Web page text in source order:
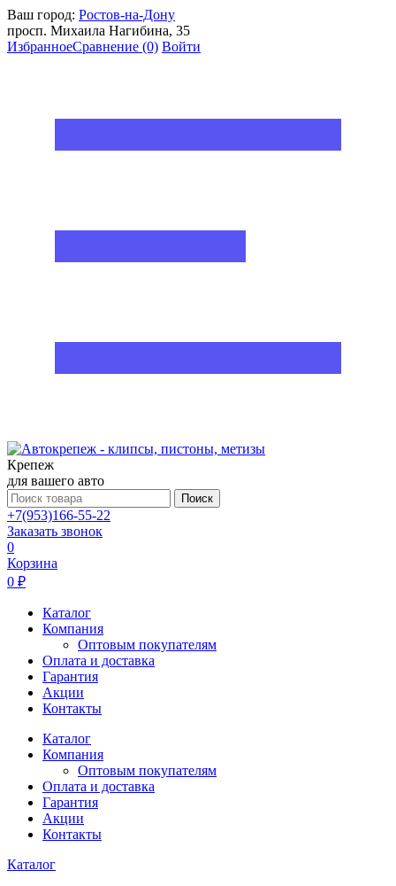
Ваш город: Ростов-на-Дону
просп. Михаила Нагибина, 35
ИзбранноеСравнение (0) Войти
Крепеж
для вашего авто
Поиск
+7(953)166-55-22
Заказать звонок
0
Корзина
0 ₽
Каталог
Компания
Оптовым покупателям
Оплата и доставка
Гарантия
Акции
Контакты
Каталог
Компания
Оптовым покупателям
Оплата и доставка
Гарантия
Акции
Контакты
Каталог